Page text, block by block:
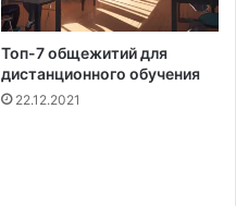
Топ-7 общежитий для
дистанционного обучения
22.12.2021